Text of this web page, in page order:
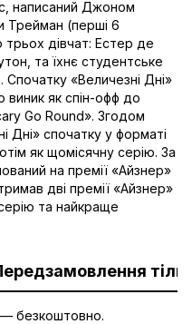
написаний Джоном
Трейман (перші 6
трьох дівчат: Естер де
та їхнє студентське
«Величезні Дні»
виник як спін-офф до
Go Round». Згодом
Дні» спочатку у форматі
як щомісячну серію. За
на премії «Айзнер»
дві премії «Айзнер»
та найкраще
— безкоштовно.